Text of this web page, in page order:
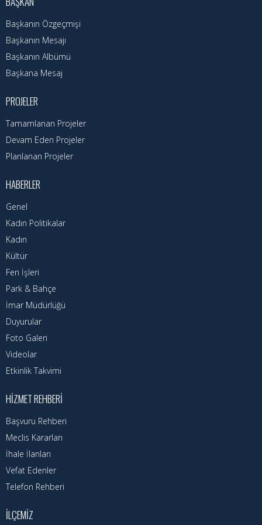
Nöbetçi Eczaneler
Turizm Rehberi
Hava Durumu
Başkanın Özgeçmişi
Başkanın Mesajı
Başkanın Albümü
Başkana Mesaj
PROJELER
Tamamlanan Projeler
Devam Eden Projeler
Planlanan Projeler
HABERLER
Genel
Kadın Politikalar
Kadın
Kültür
Fen İşleri
Park & Bahçe
İmar Müdürlüğü
Duyurular
Foto Galeri
Videolar
Etkinlik Takvimi
HIZMET REHBERI
Başvuru Rehberi
Meclis Kararları
İhale İlanları
Vefat Edenler
Telefon Rehberi
İLÇEMIZ